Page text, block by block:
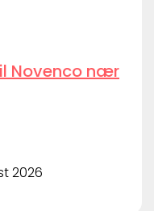
Novenco nær
2026